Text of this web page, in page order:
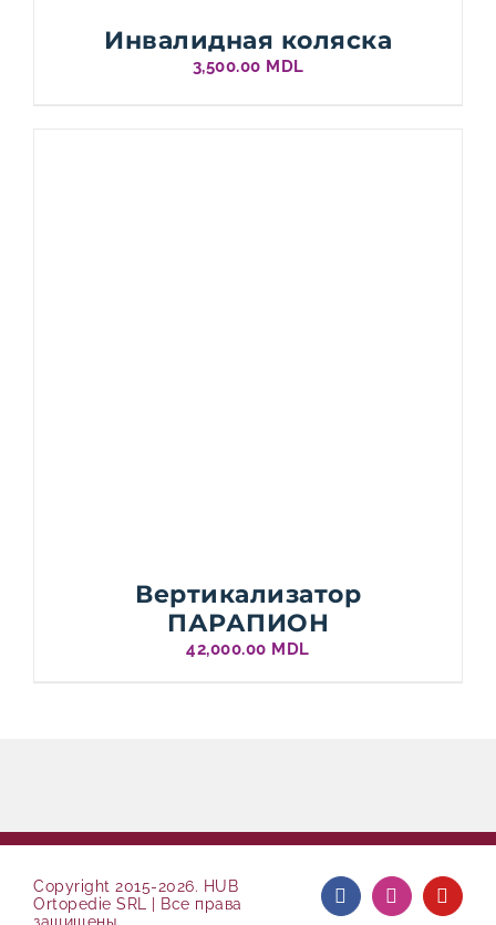
Инвалидная коляска
3,500.00 MDL
Вертикализатор
ПАРАПИОН
42,000.00 MDL
Copyright 2015-2026. HUB
Ortopedie SRL | Все права
FacebookInstagram